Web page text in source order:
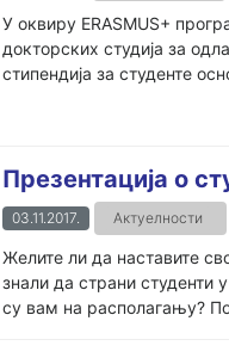
У оквиру ERASMUS+
докторских студија за
стипендија за студенте
Презентација о
03.11.2017. Актуелности
Желите ли да наставите
знали да страни студенти
су вам на располагању?